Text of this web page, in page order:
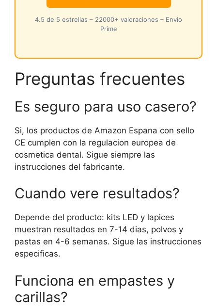
4.5 de 5 estrellas – 22000+ valoraciones – Envio
Prime
Preguntas frecuentes
Es seguro para uso casero?
Si, los productos de Amazon Espana con sello
CE cumplen con la regulacion europea de
cosmetica dental. Sigue siempre las
instrucciones del fabricante.
Cuando vere resultados?
Depende del producto: kits LED y lapices
muestran resultados en 7-14 dias, polvos y
pastas en 4-6 semanas. Sigue las instrucciones
especificas.
Funciona en empastes y
carillas?